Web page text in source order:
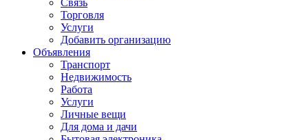
Связь
Торговля
Услуги
Добавить организацию
Объявления
Транспорт
Недвижимость
Работа
Услуги
Личные вещи
Для дома и дачи